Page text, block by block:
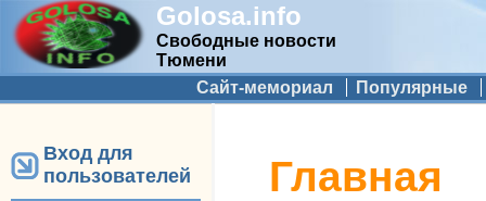
Golosa.info
Свободные новости
Тюмени
Дополнительное меню
Сайт-мемориал Популярные
Вход для
пользователей
Вы здесь
Главная